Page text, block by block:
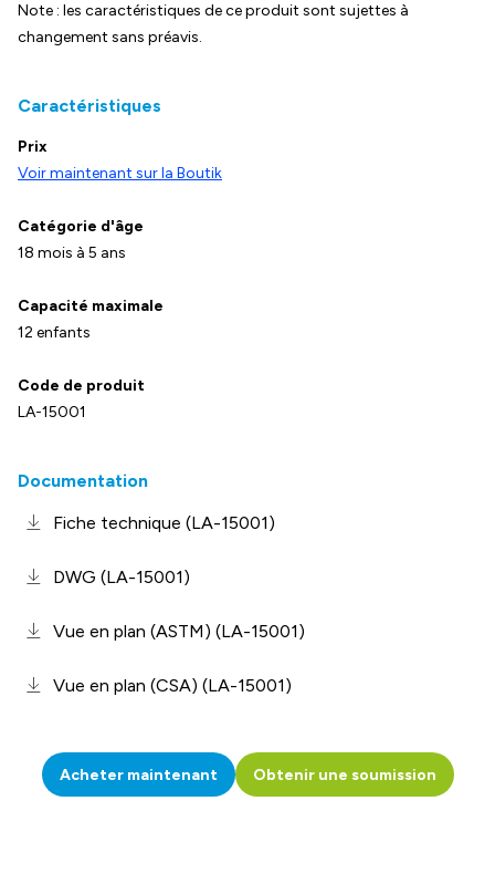
Note : les caractéristiques de ce produit sont sujettes à
changement sans préavis.
Caractéristiques
Prix
Voir maintenant sur la Boutik
Catégorie d'âge
18 mois à 5 ans
Capacité maximale
12 enfants
Code de produit
LA-15001
Documentation
Fiche technique (LA-15001)
DWG (LA-15001)
Vue en plan (ASTM) (LA-15001)
Vue en plan (CSA) (LA-15001)
Acheter maintenant Obtenir une soumission